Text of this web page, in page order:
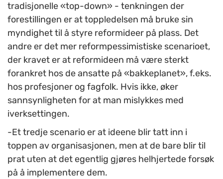
tradisjonelle «top-down» - tenkningen der
forestillingen er at toppledelsen må bruke sin
myndighet til å styre reformideer på plass. Det
andre er det mer reformpessimistiske scenarioet,
der kravet er at reformideen må være sterkt
forankret hos de ansatte på «bakkeplanet», f.eks.
hos profesjoner og fagfolk. Hvis ikke, øker
sannsynligheten for at man mislykkes med
iverksettingen.
-Et tredje scenario er at ideene blir tatt inn i
toppen av organisasjonen, men at de bare blir til
prat uten at det egentlig gjøres helhjertede forsøk
på å implementere dem.